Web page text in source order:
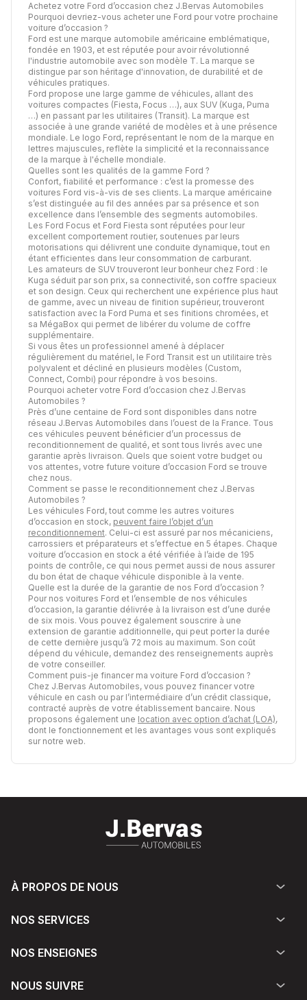
Achetez votre Ford d’occasion chez J.Bervas Automobiles
Pourquoi devriez-vous acheter une Ford pour votre prochaine
voiture d’occasion ?
Ford est une marque automobile américaine emblématique,
fondée en 1903, et est réputée pour avoir révolutionné
l'industrie automobile avec son modèle T. La marque se
distingue par son héritage d'innovation, de durabilité et de
véhicules pratiques.
Ford propose une large gamme de véhicules, allant des
voitures compactes (Fiesta, Focus …), aux SUV (Kuga, Puma
…) en passant par les utilitaires (Transit). La marque est
associée à une grande variété de modèles et à une présence
mondiale. Le logo Ford, représentant le nom de la marque en
lettres majuscules, reflète la simplicité et la reconnaissance
de la marque à l'échelle mondiale.
Quelles sont les qualités de la gamme Ford ?
Confort, fiabilité et performance : c’est la promesse des
voitures Ford vis-à-vis de ses clients. La marque américaine
s’est distinguée au fil des années par sa présence et son
excellence dans l’ensemble des segments automobiles.
Les Ford Focus et Ford Fiesta sont réputées pour leur
excellent comportement routier, soutenues par leurs
motorisations qui délivrent une conduite dynamique, tout en
étant efficientes dans leur consommation de carburant.
Les amateurs de SUV trouveront leur bonheur chez Ford : le
Kuga séduit par son prix, sa connectivité, son coffre spacieux
et son design. Ceux qui recherchent une expérience plus haut
de gamme, avec un niveau de finition supérieur, trouveront
satisfaction avec la Ford Puma et ses finitions chromées, et
sa MégaBox qui permet de libérer du volume de coffre
supplémentaire.
Si vous êtes un professionnel amené à déplacer
régulièrement du matériel, le Ford Transit est un utilitaire très
polyvalent et décliné en plusieurs modèles (Custom,
Connect, Combi) pour répondre à vos besoins.
Pourquoi acheter votre Ford d’occasion chez J.Bervas
Automobiles ?
Près d’une centaine de Ford sont disponibles dans notre
réseau J.Bervas Automobiles dans l’ouest de la France. Tous
ces véhicules peuvent bénéficier d’un processus de
reconditionnement de qualité, et sont tous livrés avec une
garantie après livraison. Quels que soient votre budget ou
vos attentes, votre future voiture d’occasion Ford se trouve
chez nous.
Comment se passe le reconditionnement chez J.Bervas
Automobiles ?
Les véhicules Ford, tout comme les autres voitures
d’occasion en stock, peuvent faire l’objet d’un
reconditionnement. Celui-ci est assuré par nos mécaniciens,
carrossiers et préparateurs et s’effectue en 5 étapes. Chaque
voiture d’occasion en stock a été vérifiée à l’aide de 195
points de contrôle, ce qui nous permet aussi de nous assurer
du bon état de chaque véhicule disponible à la vente.
Quelle est la durée de la garantie de nos Ford d’occasion ?
Pour nos voitures Ford et l’ensemble de nos véhicules
d’occasion, la garantie délivrée à la livraison est d’une durée
de six mois. Vous pouvez également souscrire à une
extension de garantie additionnelle, qui peut porter la durée
de cette dernière jusqu’à 72 mois au maximum. Son coût
dépend du véhicule, demandez des renseignements auprès
de votre conseiller.
Comment puis-je financer ma voiture Ford d’occasion ?
Chez J.Bervas Automobiles, vous pouvez financer votre
véhicule en cash ou par l’intermédiaire d’un crédit classique,
contracté auprès de votre établissement bancaire. Nous
proposons également une location avec option d’achat (LOA),
dont le fonctionnement et les avantages vous sont expliqués
sur notre web.
À PROPOS DE NOUS
NOS SERVICES
NOS ENSEIGNES
NOUS SUIVRE